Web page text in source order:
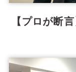
【プロが断